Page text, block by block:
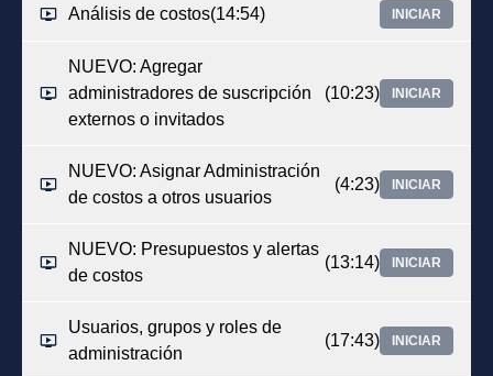
Análisis de costos(14:54) INICIAR
NUEVO: Agregar
administradores de suscripción
externos o invitados
(10:23) INICIAR
NUEVO: Asignar Administración
de costos a otros usuarios
(4:23) INICIAR
NUEVO: Presupuestos y alertas
de costos
(13:14) INICIAR
Usuarios, grupos y roles de
administración
(17:43) INICIAR